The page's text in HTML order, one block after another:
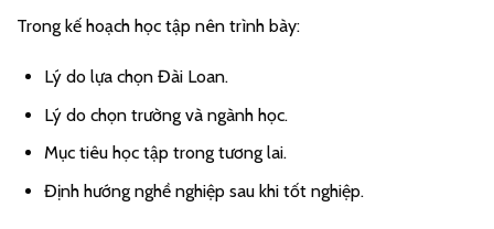
Trong kế hoạch học tập nên trình bày:
Lý do lựa chọn Đài Loan.
Lý do chọn trường và ngành học.
Mục tiêu học tập trong tương lai.
Định hướng nghề nghiệp sau khi tốt nghiệp.